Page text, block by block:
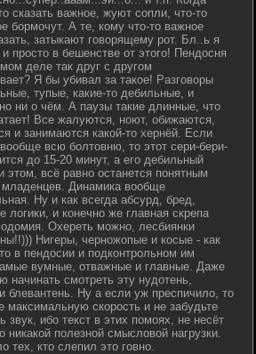
сказать важное, жуют сопли, что-то
бормочут. А те, кому что-то важное
затыкают говорящему рот. Бл..ь я
просто в бешенстве от этого! Пендосня
деле так друг с другом
Я бы убивал за такое! Разговоры
тупые, какие-то дебильные, и
ни о чём. А паузы такие длинные, что
Все жалуются, ноют, обижаются,
и занимаются какой-то хернёй. Если
всю болтовню, то этот сери-бери-
до 15-20 минут, а его дебильный
этом, всё равно останется понятным
Динамика вообще
Ну и как всегда абсурд, бред,
логики, и конечно же главная скрепа
Охереть можно, лесбиянки
Нигеры, черножопые и косые - как
в пендосии и подконтрольном им
вумные, отважные и главные. Даже
начинать смотреть эту нудотень,
блевантень. Ну а если уж преспичило, то
максимальную скорость и не забудьте
звук, ибо текст в этих помоях, не несёт
никакой полезной смысловой нагрузки.
тех, кто слепил это говно.